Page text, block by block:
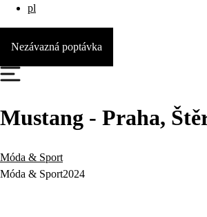
pl
Nezávazná poptávka
Mustang - Praha,
Móda & Sport
Móda & Sport2024